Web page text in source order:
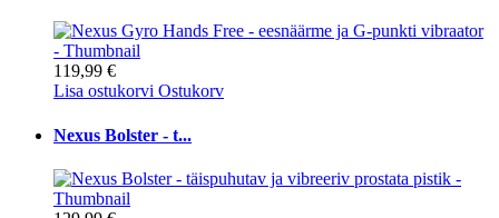
119,99 €
Lisa ostukorvi Ostukorv
Nexus Bolster - t...